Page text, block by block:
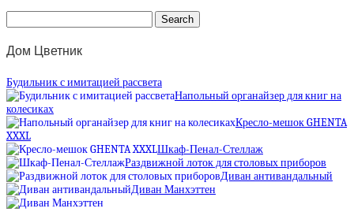
Дом Цветник
Будильник с имитацией рассвета
Напольный органайзер для книг на
колесиках
Кресло-мешок GHENTA
XXXL
Шкаф-Пенал-Стеллаж
Раздвижной лоток для столовых приборов
Диван антивандальный
Диван Манхэттен